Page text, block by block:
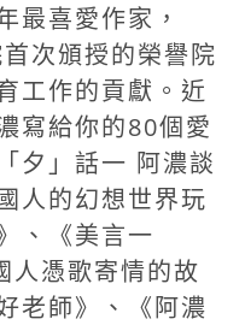
最喜愛作家，
次頒授的榮譽院
工作的貢獻。近
寫給你的80個愛
夕」話一 阿濃談
人的幻想世界玩
、《美言一
人憑歌寄情的故
老師》、《阿濃